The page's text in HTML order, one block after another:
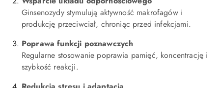
Ginsenozydy stymulują aktywność makrofagów i
produkcję przeciwciał, chroniąc przed infekcjami.
Poprawa funkcji poznawczych
Regularne stosowanie poprawia pamięć, koncentrację i
szybkość reakcji.